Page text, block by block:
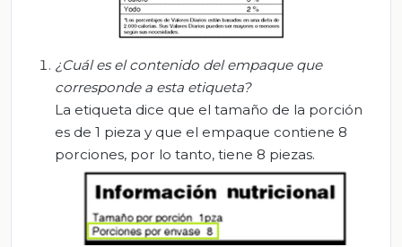
¿Cuál es el contenido del empaque que
corresponde a esta etiqueta?
La etiqueta dice que el tamaño de la porción
es de 1 pieza y que el empaque contiene 8
porciones, por lo tanto, tiene 8 piezas.